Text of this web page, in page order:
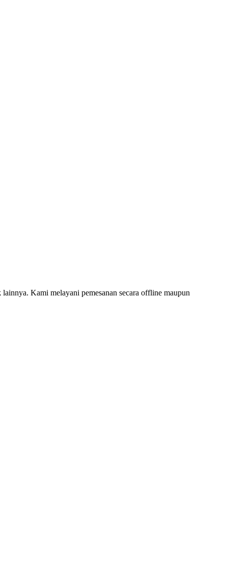
Kami melayani pemesanan secara offline maupun